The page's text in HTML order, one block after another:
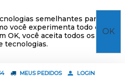
semelhantes para
você experimenta todo o
OK, você aceita todos os
tecnologias.
OK
MEUS PEDIDOS LOGIN